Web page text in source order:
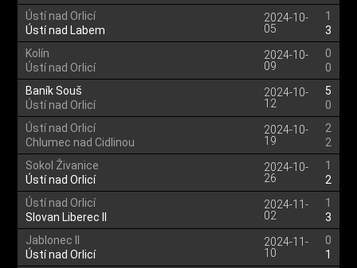
Ústí nad Orlicí
Ústí nad Labem
2024-10-
05
1
3
Kolín
Ústí nad Orlicí
2024-10-
09
0
0
Baník Souš
Ústí nad Orlicí
2024-10-
12
5
0
Ústí nad Orlicí
Chlumec nad Cidlinou
2024-10-
19
2
2
Sokol Živanice
Ústí nad Orlicí
2024-10-
26
1
2
Ústí nad Orlicí
Slovan Liberec II
2024-11-
02
1
3
Jablonec II
Ústí nad Orlicí
2024-11-
10
0
1